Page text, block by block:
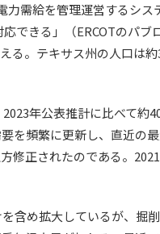
需給を管理運営するシス
きる」（ERCOTのパブ
る。テキサス州の人口は
年公表推計に比べて約
頻繁に更新し、直近の
修正されたのである。
含め拡大しているが、掘